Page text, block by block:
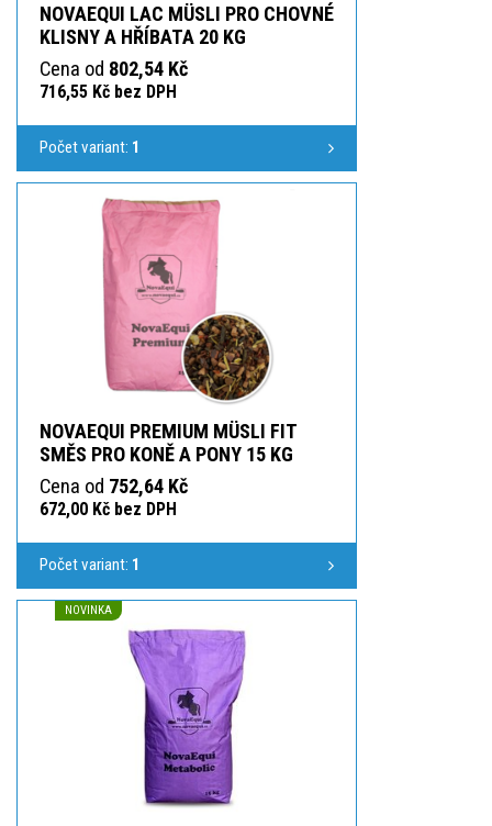
NOVAEQUI LAC MÜSLI PRO CHOVNÉ
KLISNY A HŘÍBATA 20 KG
Cena od 802,54 Kč
716,55 Kč bez DPH
Počet variant: 1
NOVAEQUI PREMIUM MÜSLI FIT
SMĚS PRO KONĚ A PONY 15 KG
Cena od 752,64 Kč
672,00 Kč bez DPH
Počet variant: 1
NOVINKA